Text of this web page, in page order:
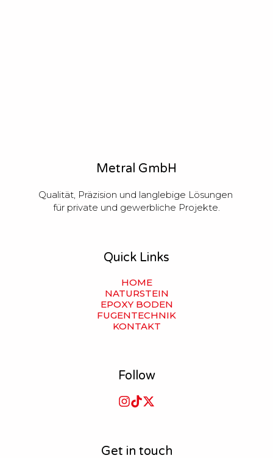
Metral GmbH
Qualität, Präzision und langlebige Lösungen
für private und gewerbliche Projekte.
Quick Links
HOME
NATURSTEIN
EPOXY BODEN
FUGENTECHNIK
KONTAKT
Follow
Get in touch